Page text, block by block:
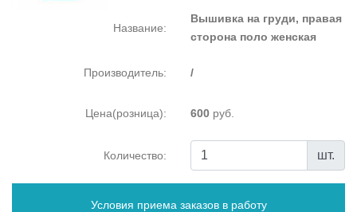
Название:
Вышивка на груди, правая
сторона поло женская
Производитель: /
Цена(розница): 600 руб.
Количество: шт.
Условия приема заказов в работу